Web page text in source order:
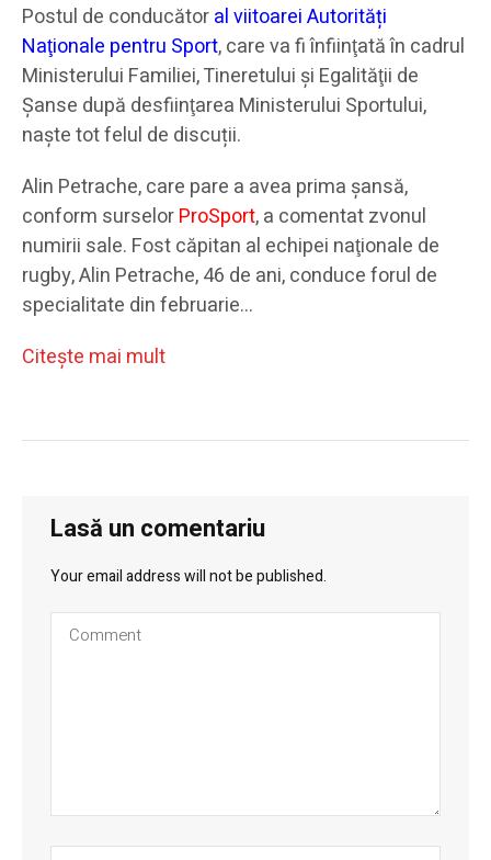
Postul de conducătoral viitoarei Autorități
Naţionale pentru Sport, care va fi înfiinţată în cadrul
Ministerului Familiei, Tineretului şi Egalităţii de
Şanse după desfiinţarea Ministerului Sportului,
naște tot felul de discuții.
Alin Petrache, care pare a avea prima șansă,
conform surselorProSport, a comentat zvonul
numirii sale. Fost căpitan al echipei naţionale de
rugby, Alin Petrache, 46 de ani, conduce forul de
specialitate din februarie…
Citeşte mai mult
Lasă un comentariu
Your email address will not be published.